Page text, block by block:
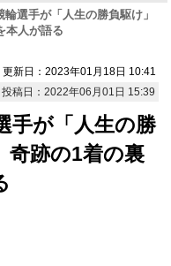
輪選手が「人生の勝負駆け」
本人が語る
更新日：2023年01月18日 10:41
投稿日：2022年06月01日 15:39
手が「人生の勝
奇跡の1着の裏